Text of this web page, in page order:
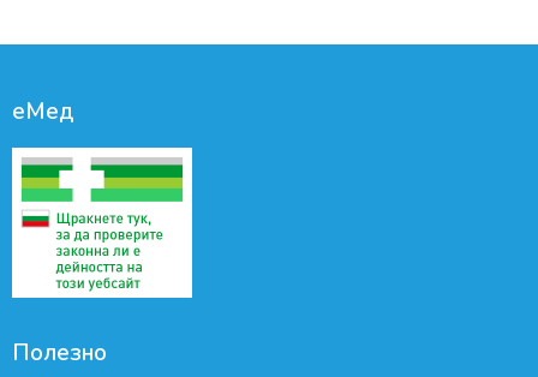
еМед
Полезно